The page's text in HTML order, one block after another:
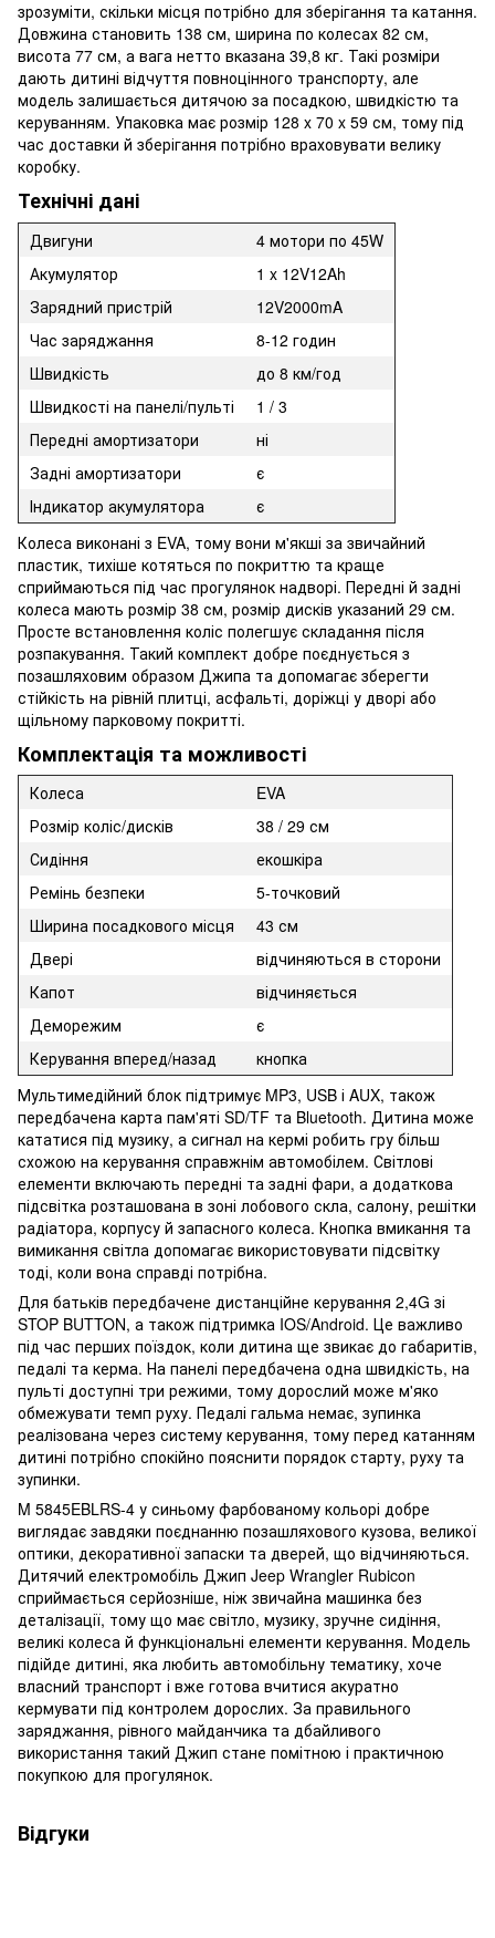
зрозуміти, скільки місця потрібно для зберігання та катання.
Довжина становить 138 см, ширина по колесах 82 см,
висота 77 см, а вага нетто вказана 39,8 кг. Такі розміри
дають дитині відчуття повноцінного транспорту, але
модель залишається дитячою за посадкою, швидкістю та
керуванням. Упаковка має розмір 128 x 70 x 59 см, тому під
час доставки й зберігання потрібно враховувати велику
коробку.
Технічні дані
Двигуни
4 мотори по 45W
Акумулятор
1 x 12V12Ah
Зарядний пристрій
12V2000mA
Час заряджання
8-12 годин
Швидкість
до 8 км/год
Швидкості на панелі/пульті
1 / 3
Передні амортизатори
ні
Задні амортизатори
є
Індикатор акумулятора
є
Колеса виконані з EVA, тому вони м'якші за звичайний
пластик, тихіше котяться по покриттю та краще
сприймаються під час прогулянок надворі. Передні й задні
колеса мають розмір 38 см, розмір дисків указаний 29 см.
Просте встановлення коліс полегшує складання після
розпакування. Такий комплект добре поєднується з
позашляховим образом Джипа та допомагає зберегти
стійкість на рівній плитці, асфальті, доріжці у дворі або
щільному парковому покритті.
Комплектація та можливості
Колеса
EVA
Розмір коліс/дисків
38 / 29 см
Сидіння
екошкіра
Ремінь безпеки
5-точковий
Ширина посадкового місця
43 см
Двері
відчиняються в сторони
Капот
відчиняється
Деморежим
є
Керування вперед/назад
кнопка
Мультимедійний блок підтримує MP3, USB і AUX, також
передбачена карта пам'яті SD/TF та Bluetooth. Дитина може
кататися під музику, а сигнал на кермі робить гру більш
схожою на керування справжнім автомобілем. Світлові
елементи включають передні та задні фари, а додаткова
підсвітка розташована в зоні лобового скла, салону, решітки
радіатора, корпусу й запасного колеса. Кнопка вмикання та
вимикання світла допомагає використовувати підсвітку
тоді, коли вона справді потрібна.
Для батьків передбачене дистанційне керування 2,4G зі
STOP BUTTON, а також підтримка IOS/Android. Це важливо
під час перших поїздок, коли дитина ще звикає до габаритів,
педалі та керма. На панелі передбачена одна швидкість, на
пульті доступні три режими, тому дорослий може м'яко
обмежувати темп руху. Педалі гальма немає, зупинка
реалізована через систему керування, тому перед катанням
дитині потрібно спокійно пояснити порядок старту, руху та
зупинки.
M 5845EBLRS-4 у синьому фарбованому кольорі добре
виглядає завдяки поєднанню позашляхового кузова, великої
оптики, декоративної запаски та дверей, що відчиняються.
Дитячий електромобіль Джип Jeep Wrangler Rubicon
сприймається серйозніше, ніж звичайна машинка без
деталізації, тому що має світло, музику, зручне сидіння,
великі колеса й функціональні елементи керування. Модель
підійде дитині, яка любить автомобільну тематику, хоче
власний транспорт і вже готова вчитися акуратно
кермувати під контролем дорослих. За правильного
заряджання, рівного майданчика та дбайливого
використання такий Джип стане помітною і практичною
покупкою для прогулянок.
Відгуки